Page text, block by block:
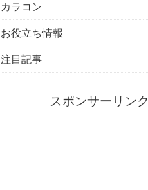
カラコン
お役立ち情報
注目記事
スポンサーリンク